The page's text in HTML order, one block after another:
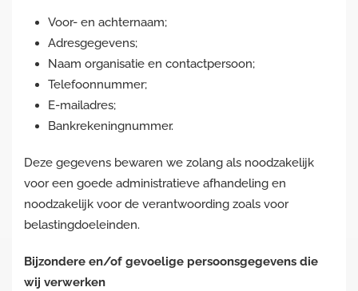
Voor- en achternaam;
Adresgegevens;
Naam organisatie en contactpersoon;
Telefoonnummer;
E-mailadres;
Bankrekeningnummer.
Deze gegevens bewaren we zolang als noodzakelijk
voor een goede administratieve afhandeling en
noodzakelijk voor de verantwoording zoals voor
belastingdoeleinden.
Bijzondere en/of gevoelige persoonsgegevens die
wij verwerken